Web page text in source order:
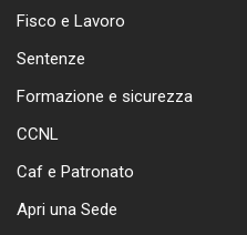
Fisco e Lavoro
Sentenze
Formazione e sicurezza
CCNL
Caf e Patronato
Apri una Sede